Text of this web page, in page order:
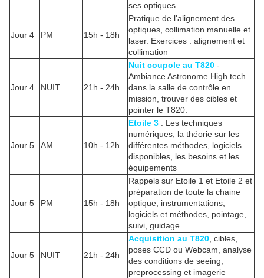
ses optiques
Jour 4 PM 15h - 18h
Pratique de l'alignement des
optiques, collimation manuelle et
laser. Exercices : alignement et
collimation
Jour 4 NUIT 21h - 24h
Nuit coupole au T820 -
Ambiance Astronome High tech
dans la salle de contrôle en
mission, trouver des cibles et
pointer le T820.
Jour 5 AM 10h - 12h
Etoile 3 : Les techniques
numériques, la théorie sur les
différentes méthodes, logiciels
disponibles, les besoins et les
équipements
Jour 5 PM 15h - 18h
Rappels sur Etoile 1 et Etoile 2 et
préparation de toute la chaine
optique, instrumentations,
logiciels et méthodes, pointage,
suivi, guidage.
Jour 5 NUIT 21h - 24h
Acquisition au T820 , cibles,
poses CCD ou Webcam, analyse
des conditions de seeing,
preprocessing et imagerie